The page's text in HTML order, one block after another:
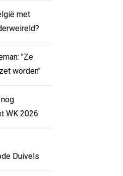
met
"Ze
worden"
WK 2026
Duivels